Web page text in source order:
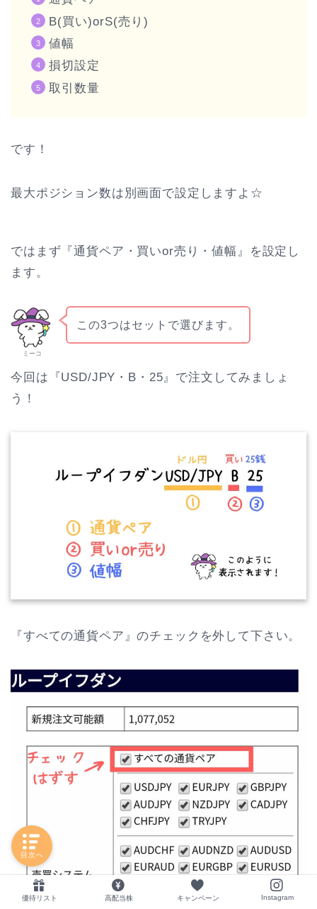
B(買い)orS(売り)
値幅
損切設定
取引数量
です！
最大ポジション数は別画面で設定しますよ☆
ではまず『通貨ペア・買いor売り・値幅』を設定し
ます。
ミーコ
この3つはセットで選びます。
今回は『USD/JPY・B・25』で注文してみましょ
う！
『すべての通貨ペア』のチェックを外して下さい。
優待リスト 高配当株 キャンペーン Instagram
目次へ